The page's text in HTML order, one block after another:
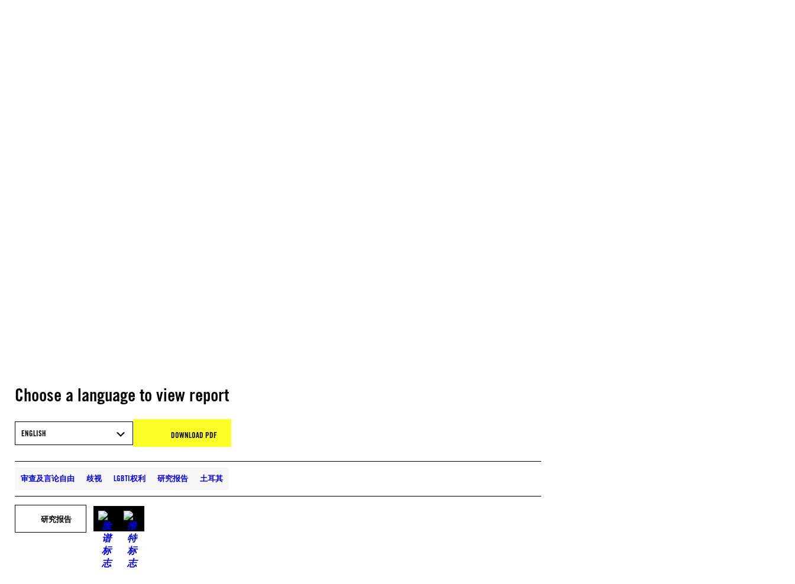
Choose a language to view report
ENGLISH DOWNLOAD PDF
审查及言论自由 歧视 LGBTI权利 研究报告 土耳其
研究报告